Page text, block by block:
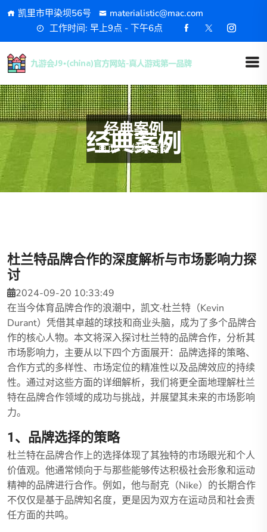
凯里市甲染坝56号
materialistic@mac.com
工作时间: 早上9点 - 下午6点
经典案例
首页 经典案例
杜兰特品牌合作的深度解析与市场影响力探
讨
2024-09-20 10:33:49
在当今体育品牌合作的浪潮中，凯文·杜兰特（Kevin
Durant）凭借其卓越的球技和商业头脑，成为了多个品牌合
作的核心人物。本文将深入探讨杜兰特的品牌合作，分析其
市场影响力，主要从以下四个方面展开：品牌选择的策略、
合作方式的多样性、市场定位的精准性以及品牌效应的持续
性。通过对这些方面的详细解析，我们将更全面地理解杜兰
特在品牌合作领域的成功与挑战，并展望其未来的市场影响
力。
1、品牌选择的策略
杜兰特在品牌合作上的选择体现了其独特的市场眼光和个人
价值观。他通常倾向于与那些能够传达积极社会形象和运动
精神的品牌进行合作。例如，他与耐克（Nike）的长期合作
不仅仅是基于品牌知名度，更是因为双方在运动员和社会责
任方面的共鸣。